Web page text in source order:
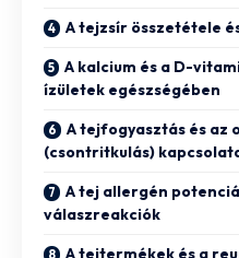
A tejzsír összetétele
A kalcium és a D-
ízületek egészségében
A tejfogyasztás és az
(csontritkulás)
A tej allergén
válaszreakciók
A tejtermékek és a